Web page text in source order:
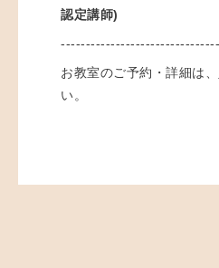
認定講師)
お教室のご予約・詳細は、
い。